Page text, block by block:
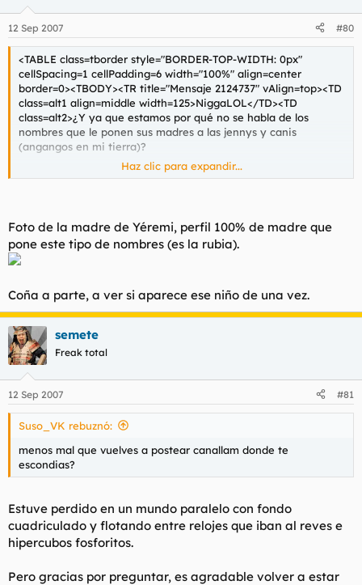
12 Sep 2007 #80
<TABLE class=tborder style="BORDER-TOP-WIDTH: 0px"
cellSpacing=1 cellPadding=6 width="100%" align=center
border=0><TBODY><TR title="Mensaje 2124737" vAlign=top><TD
class=alt1 align=middle width=125>NiggaLOL</TD><TD
class=alt2>¿Y ya que estamos por qué no se habla de los
nombres que le ponen sus madres a las jennys y canis
(angangos en mi tierra)?
Jennys: La Sheila, La Naiara, La Jenny, La Soraya, ...
</TD></TR></TBODY></TABLE>
Haz clic para expandir...
Foto de la madre de Yéremi, perfil 100% de madre que
pone este tipo de nombres (es la rubia).
Coña a parte, a ver si aparece ese niño de una vez.
semete
Freak total
12 Sep 2007 #81
Suso_VK rebuznó:
menos mal que vuelves a postear canallam donde te
escondias?
Estuve perdido en un mundo paralelo con fondo
cuadriculado y flotando entre relojes que iban al reves e
hipercubos fosforitos.
Pero gracias por preguntar, es agradable volver a estar